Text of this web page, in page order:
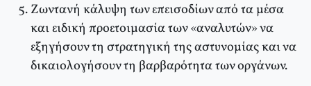
Zωντανή κάλυψη των επεισοδίων από τα μέσα
και ειδική προετοιμασία των «αναλυτών» να
εξηγήσουν τη στρατηγική της αστυνομίας και να
δικαιολογήσουν τη βαρβαρότητα των οργάνων.